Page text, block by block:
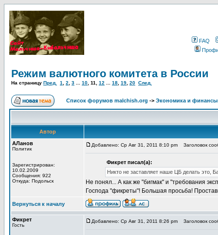
FAQ
Режим валютного комитета в России
На страницу Пред. 1 2 3 10 11 12 18 19 20 След.
Список форумов malchish.org -> Экономика и финансы
Автор
АЛанов
Политик
Зарегистрирован:
10.02.2009
Сообщения: 922
Откуда: Подольск
Добавлено: Ср Авг 31, 2011 8:10 pm Заголовок
Фикрет писал(а):
Никто не заставляет наше ЦБ делать это,
Не понял... А как же "бигмак" и "требования
Господа "фикреты"! Большая просьба!
Вернуться к началу
Фикрет
Гость
Добавлено: Ср Авг 31, 2011 8:26 pm Заголовок